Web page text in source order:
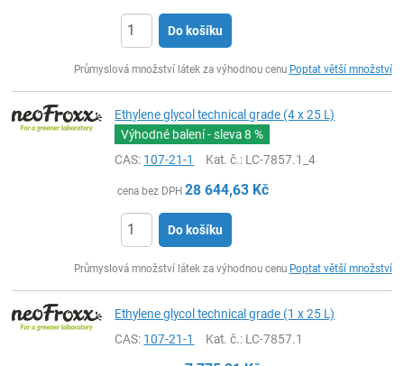
Do košíku
Průmyslová množství látek za výhodnou cenu Poptat větší množství
Ethylene glycol technical grade (4 x 25 L)
Výhodné balení - sleva8 %
CAS: 107-21-1 Kat. č.: LC-7857.1_4
cena bez DPH 28 644,63 Kč
Do košíku
Průmyslová množství látek za výhodnou cenu Poptat větší množství
Ethylene glycol technical grade (1 x 25 L)
CAS: 107-21-1 Kat. č.: LC-7857.1